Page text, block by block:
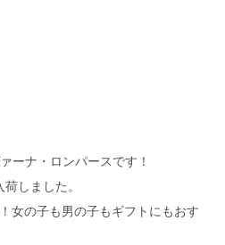
ーナ・ロンパースです！
しました。
女の子も男の子もギフトにもおす